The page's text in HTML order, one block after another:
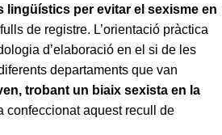
lingüístics per evitar el sexisme en
de registre. L’orientació pràctica
d’elaboració en el si de les
departaments que van
trobant un biaix sexista en la
confeccionat aquest recull de